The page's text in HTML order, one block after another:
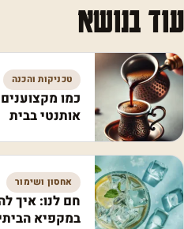
עוד בנושא
טכניקות והכנה
כמו
אותנטי בבית
אחסון ושימור
חם לנו: איך
במקפיא